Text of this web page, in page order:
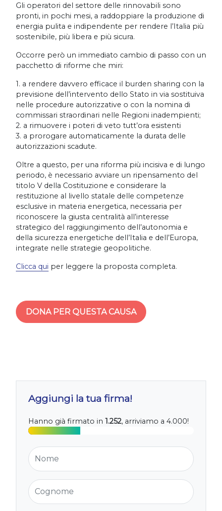
Gli operatori del settore delle rinnovabili sono
pronti, in pochi mesi, a raddoppiare la produzione di
energia pulita e indipendente per rendere l’Italia più
sostenibile, più libera e più sicura.
Occorre però un immediato cambio di passo con un
pacchetto di riforme che miri:
1. a rendere davvero efficace il burden sharing con la
previsione dell’intervento dello Stato in via sostituiva
nelle procedure autorizzative o con la nomina di
commissari straordinari nelle Regioni inadempienti;
2. a rimuovere i poteri di veto tutt’ora esistenti
3. a prorogare automaticamente la durata delle
autorizzazioni scadute.
Oltre a questo, per una riforma più incisiva e di lungo
periodo, è necessario avviare un ripensamento del
titolo V della Costituzione e considerare la
restituzione al livello statale delle competenze
esclusive in materia energetica, necessaria per
riconoscere la giusta centralità all’interesse
strategico del raggiungimento dell’autonomia e
della sicurezza energetiche dell’Italia e dell’Europa,
integrate nelle strategie geopolitiche.
Clicca qui per leggere la proposta completa.
DONA PER QUESTA CAUSA
Aggiungi la tua firma!
Hanno già firmato in 1.252, arriviamo a 4.000!
Nome
Cognome